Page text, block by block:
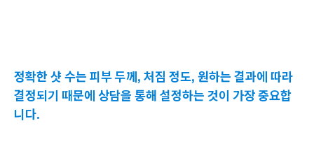
정확한 샷 수는 피부 두께, 처짐 정도, 원하는 결과에 따라
결정되기 때문에 상담을 통해 설정하는 것이 가장 중요합
니다.